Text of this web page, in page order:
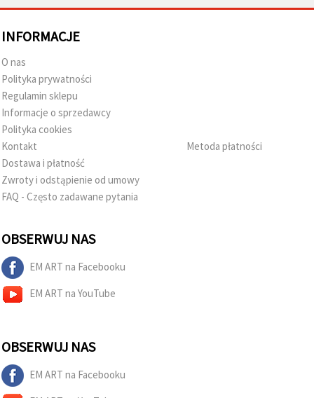
INFORMACJE
O nas
Polityka prywatności
Regulamin sklepu
Informacje o sprzedawcy
Polityka cookies
Kontakt
Dostawa i płatność
Zwroty i odstąpienie od umowy
FAQ - Często zadawane pytania
Metoda płatności
OBSERWUJ NAS
EM ART na Facebooku
EM ART na YouTube
OBSERWUJ NAS
EM ART na Facebooku